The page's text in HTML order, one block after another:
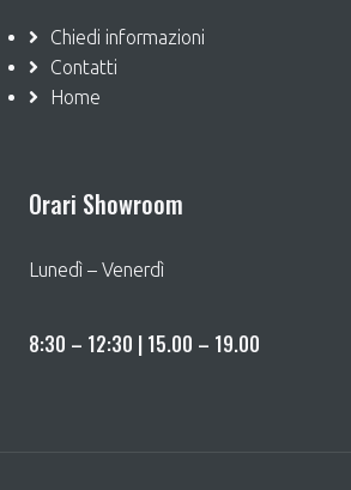
Chiedi informazioni
Contatti
Home
Orari Showroom
Lunedì – Venerdì
8:30 – 12:30 | 15.00 – 19.00